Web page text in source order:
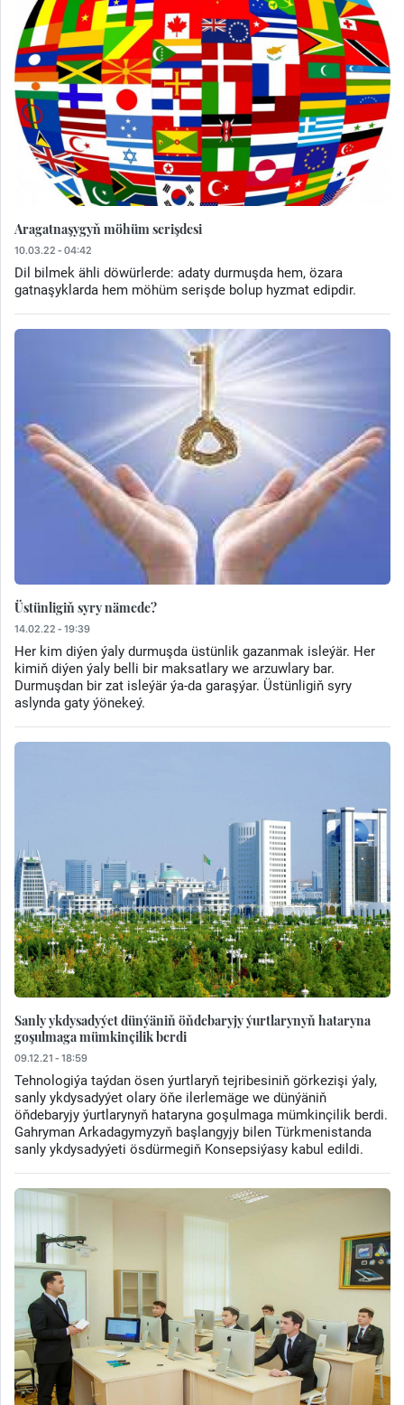
Aragatnaşygyň möhüm serişdesi
10.03.22 - 04:42
Dil bilmek ähli döwürlerde: adaty durmuşda hem, özara
gatnaşyklarda hem möhüm serişde bolup hyzmat edipdir.
Üstünligiň syry nämede?
14.02.22 - 19:39
Her kim diýen ýaly durmuşda üstünlik gazanmak isleýär. Her
kimiň diýen ýaly belli bir maksatlary we arzuwlary bar.
Durmuşdan bir zat isleýär ýa-da garaşýar. Üstünligiň syry
aslynda gaty ýönekeý.
Sanly ykdysadyýet dünýäniň öňdebaryjy ýurtlarynyň hataryna
goşulmaga mümkinçilik berdi
09.12.21 - 18:59
Tehnologiýa taýdan ösen ýurtlaryň tejribesiniň görkezişi ýaly,
sanly ykdysadyýet olary öňe ilerlemäge we dünýäniň
öňdebaryjy ýurtlarynyň hataryna goşulmaga mümkinçilik berdi.
Gahryman Arkadagymyzyň başlangyjy bilen Türkmenistanda
sanly ykdysadyýeti ösdürmegiň Konsepsiýasy kabul edildi.